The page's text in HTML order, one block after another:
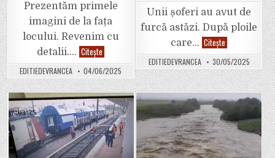
Prezentăm primele
imagini de la fața
locului. Revenim cu
detalii…. Citește
Acum.
Accident
în
zona
blocurilor
ANL
din
Adjud,
cu
o
mașină
a
firmei
EDITIEDEVRANCEA 04/06/2025
Unii șoferi au avut de
furcă astăzi. După ploile
care… Citește
Cu
apa
până
aproape
de
motor
au
circulat
unii
șoferi
astăzi.
EDITIEDEVRANCEA 30/05/2025
Posted
in
Posted
in